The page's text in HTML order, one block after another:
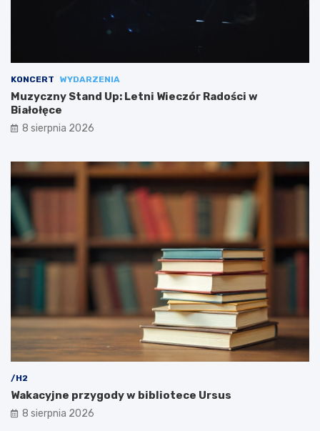
KONCERT WYDARZENIA
Muzyczny Stand Up: Letni Wieczór Radości w
Białołęce
8 sierpnia 2026
/H2
Wakacyjne przygody w bibliotece Ursus
8 sierpnia 2026